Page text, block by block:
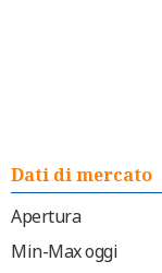
Dati di mercato
Apertura
Min-Max oggi